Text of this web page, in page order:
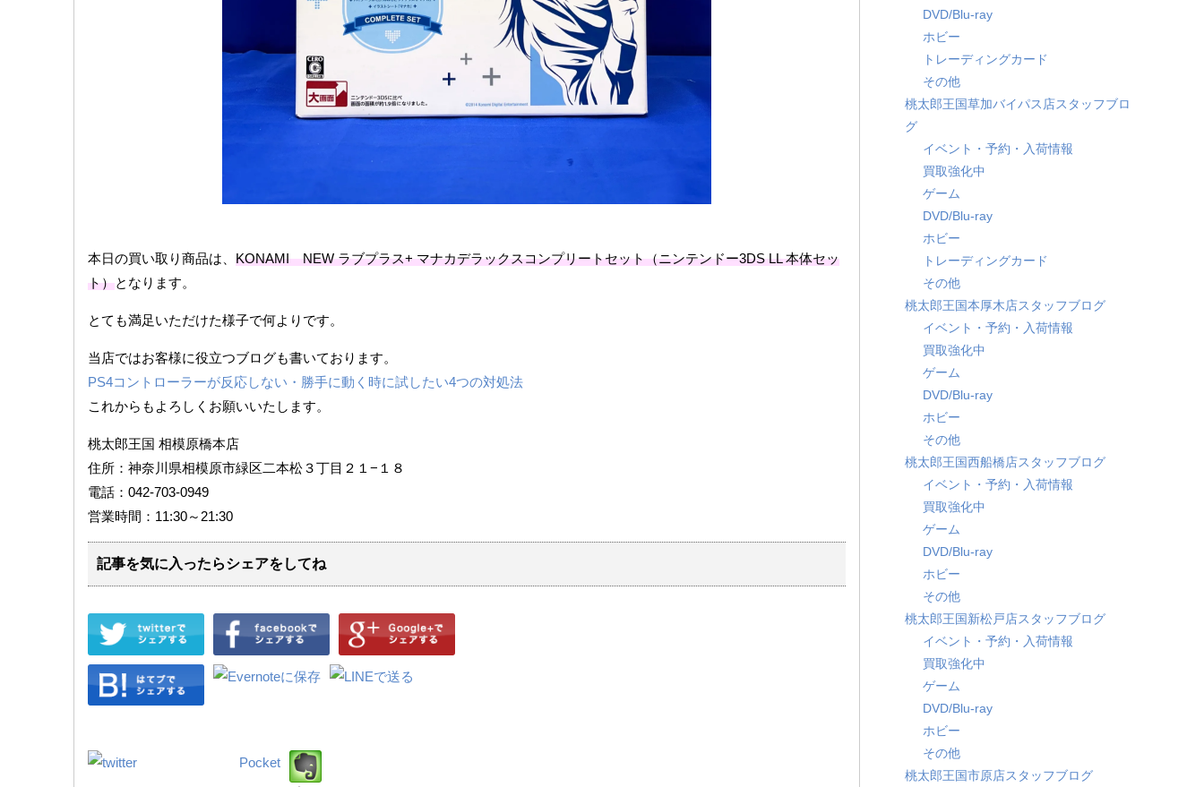
本日の買い取り商品は、 KONAMI NEW ​ラブプラス+ ​マナカデラックスコンプリートセット（ニンテンドー3DS LL 本体セッ
ト）となります。
とても満足いただけた様子で何よりです。
当店ではお客様に役立つブログも書いております。
PS4コントローラーが反応しない・勝手に動く時に試したい4つの対処法
これからもよろしくお願いいたします。
桃太郎王国 相模原橋本店
住所：神奈川県相模原市緑区二本松３丁目２１−１８
電話：042-703-0949
営業時間：11:30～21:30
記事を気に入ったらシェアをしてね
Pocket
DVD/Blu-ray
ホビー
トレーディングカード
その他
桃太郎王国草加バイパス店スタッフブロ
グ
イベント・予約・入荷情報
買取強化中
ゲーム
DVD/Blu-ray
ホビー
トレーディングカード
その他
桃太郎王国本厚木店スタッフブログ
イベント・予約・入荷情報
買取強化中
ゲーム
DVD/Blu-ray
ホビー
その他
桃太郎王国西船橋店スタッフブログ
イベント・予約・入荷情報
買取強化中
ゲーム
DVD/Blu-ray
ホビー
その他
桃太郎王国新松戸店スタッフブログ
イベント・予約・入荷情報
買取強化中
ゲーム
DVD/Blu-ray
ホビー
その他
桃太郎王国市原店スタッフブログ